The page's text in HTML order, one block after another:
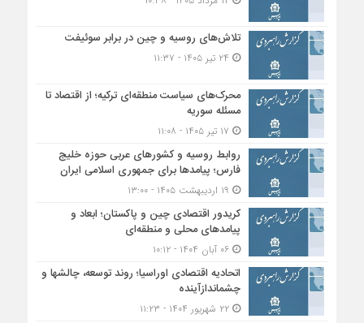
تلاش‌های روسیه و چین در برابر سوئیفت
محرک‌های سیاست منطقه‌‎ای ترکیه؛ از اقتصاد تا
مسئله سوریه
روابط روسیه و کشورهای عربی حوزه خلیج
فارس؛ پیامدها برای جمهوری اسلامی ایران
کریدور اقتصادی چین و پاکستان؛ ابعاد و
پیامدهای محلی و منطقه‌ای
۰۶ آبان ۱۴۰۴ - ۱۰:۱۲
اتحادیه اقتصادی اوراسیا؛ روند توسعه، چالشها و
چشماندازآینده
۲۲ شهریور ۱۴۰۴ - ۱۱:۲۳